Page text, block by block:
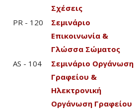
Σχέσεις
PR - 120
Σεμινάριο
Επικοινωνία &
Γλώσσα Σώματος
AS - 104
Σεμινάριο Οργάνωση
Γραφείου &
Ηλεκτρονική
Οργάνωση Γραφείου